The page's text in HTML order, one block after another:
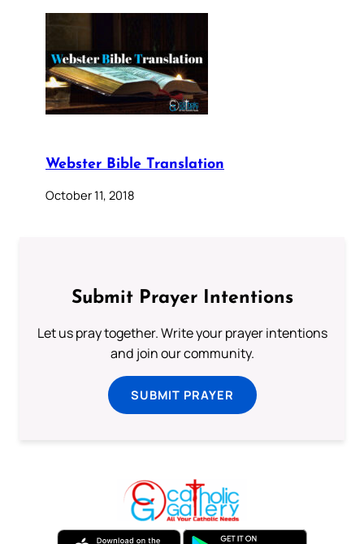
Webster Bible Translation
October 11, 2018
Submit Prayer Intentions
Let us pray together. Write your prayer intentions
and join our community.
SUBMIT PRAYER